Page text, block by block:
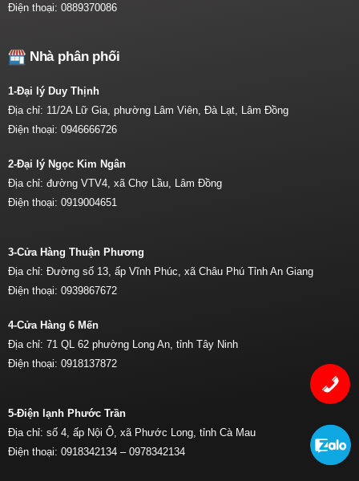
Điện thoại: 0889370086
Nhà phân phối
1-Đại lý Duy Thịnh
Địa chỉ: 11/2A Lữ Gia, phường Lâm Viên, Đà Lạt, Lâm Đồng
Điện thoại: 0946666726
2-Đại lý Ngọc Kim Ngân
Địa chỉ: đường VTV4, xã Chợ Lầu, Lâm Đồng
Điện thoại: 0919004651
3-Cửa Hàng Thuận Phương
Địa chỉ: Đường số 13, ấp Vĩnh Phúc, xã Châu Phú Tỉnh An Giang
Điện thoại: 0939867672
4-Cửa Hàng 6 Mến
Địa chỉ: 71 QL 62 phường Long An, tỉnh Tây Ninh
Điện thoại: 0918137872
5-Điện lạnh Phước Trần
Địa chỉ: số 4, ấp Nội Ô, xã Phước Long, tỉnh Cà Mau
Điện thoại: 0918342134 – 0978342134